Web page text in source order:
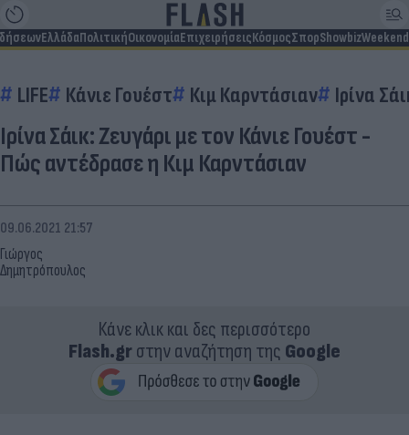
ΕλλάδαΠολιτικήΟικονομίαΕπιχειρήσειςΚόσμοςΣπορShowbizWeekend
LIFE Κάνιε Γουέστ Κιμ Καρντάσιαν Ιρίνα
Ιρίνα Σάικ: Ζευγάρι με τον Κάνιε Γουέστ -
Πώς αντέδρασε η Κιμ Καρντάσιαν
Γιώργος
Δημητρόπουλος
09.06.2021 21:57
Κάνε κλικ και δες περισσότερο
Flash.grστην αναζήτηση της Google